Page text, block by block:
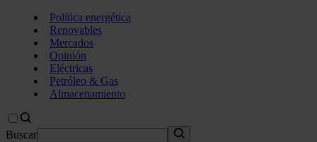
Política energética
Renovables
Mercados
Opinión
Eléctricas
Petróleo & Gas
Almacenamiento
Buscar